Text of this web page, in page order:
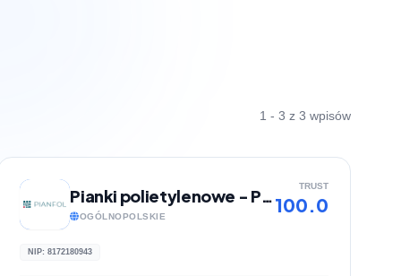
1 - 3 z 3 wpisów
Pianki polietylenowe - PianFol
OGÓLNOPOLSKIE
TRUST
100.0
NIP: 8172180943